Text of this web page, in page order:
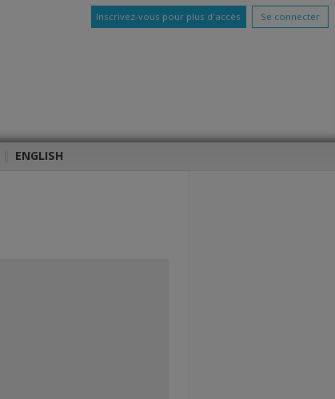
Inscrivez-vous pour plus d'accès Se connecter
| ENGLISH